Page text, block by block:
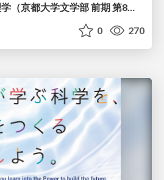
[2026前期火５] 論理学（京都大学文学部 前期 第8回）「正規化定理の証明」
0 270